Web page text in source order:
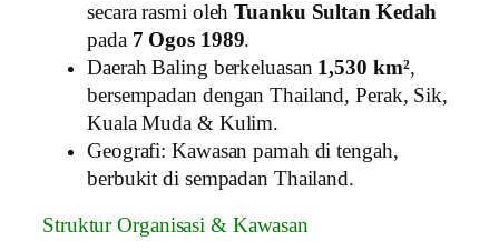
secara rasmi olehTuanku Sultan Kedah
pada 7 Ogos 1989.
Daerah Baling berkeluasan 1,530 km²,
bersempadan dengan Thailand, Perak, Sik,
Kuala Muda & Kulim.
Geografi: Kawasan pamah di tengah,
berbukit di sempadan Thailand.
Struktur Organisasi & Kawasan